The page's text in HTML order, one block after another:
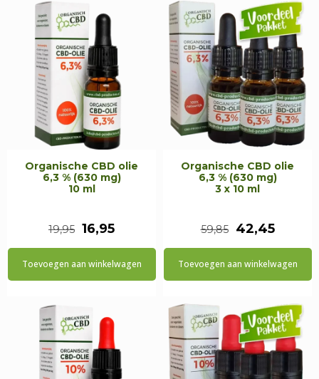
Organische CBD olie
6,3 % (630 mg)
10 ml
19,95 Oorspronkelijke
prijs
16,95Huidige
prijs
Toevoegen aan winkelwagen
Organische CBD olie
6,3 % (630 mg)
3 x 10 ml
59,85
prijs
42,45
prijs
is:
Toevoegen aan winkelwagen